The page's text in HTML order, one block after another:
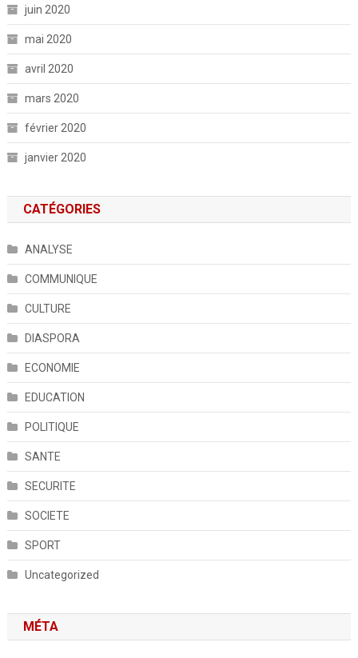
juin 2020
mai 2020
avril 2020
mars 2020
février 2020
janvier 2020
CATÉGORIES
ANALYSE
COMMUNIQUE
CULTURE
DIASPORA
ECONOMIE
EDUCATION
POLITIQUE
SANTE
SECURITE
SOCIETE
SPORT
Uncategorized
MÉTA